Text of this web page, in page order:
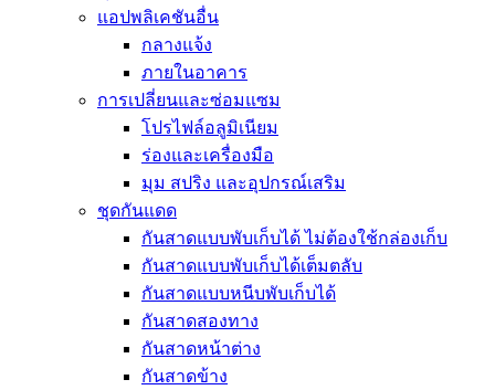
แอปพลิเคชันอื่น
กลางแจ้ง
ภายในอาคาร
การเปลี่ยนและซ่อมแซม
โปรไฟล์อลูมิเนียม
ร่องและเครื่องมือ
มุม สปริง และอุปกรณ์เสริม
ชุดกันแดด
กันสาดแบบพับเก็บได้ ไม่ต้องใช้กล่องเก็บ
กันสาดแบบพับเก็บได้เต็มตลับ
กันสาดแบบหนีบพับเก็บได้
กันสาดสองทาง
กันสาดหน้าต่าง
กันสาดข้าง